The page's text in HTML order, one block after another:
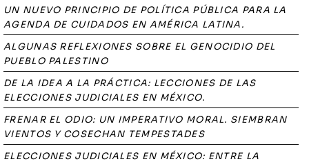
UN NUEVO PRINCIPIO DE POLÍTICA PÚBLICA PARA LA
AGENDA DE CUIDADOS EN AMÉRICA LATINA.
ALGUNAS REFLEXIONES SOBRE EL GENOCIDIO DEL
PUEBLO PALESTINO
DE LA IDEA A LA PRÁCTICA: LECCIONES DE LAS
ELECCIONES JUDICIALES EN MÉXICO.
FRENAR EL ODIO: UN IMPERATIVO MORAL. SIEMBRAN
VIENTOS Y COSECHAN TEMPESTADES
ELECCIONES JUDICIALES EN MÉXICO: ENTRE LA